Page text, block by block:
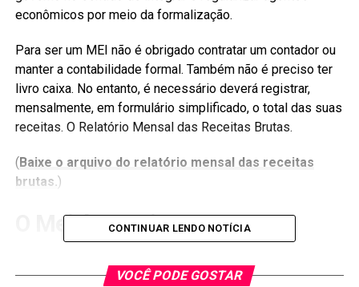
econômicos por meio da formalização.
Para ser um MEI não é obrigado contratar um contador ou
manter a contabilidade formal. Também não é preciso ter
livro caixa. No entanto, é necessário deverá registrar,
mensalmente, em formulário simplificado, o total das suas
receitas. O Relatório Mensal das Receitas Brutas.
(Baixe o arquivo do relatório mensal das receitas
brutas.)
O Mei é gratuito
ou qualquer custos. O processo é simples, e feito
CONTINUAR LENDO NOTÍCIA
VOCÊ PODE GOSTAR